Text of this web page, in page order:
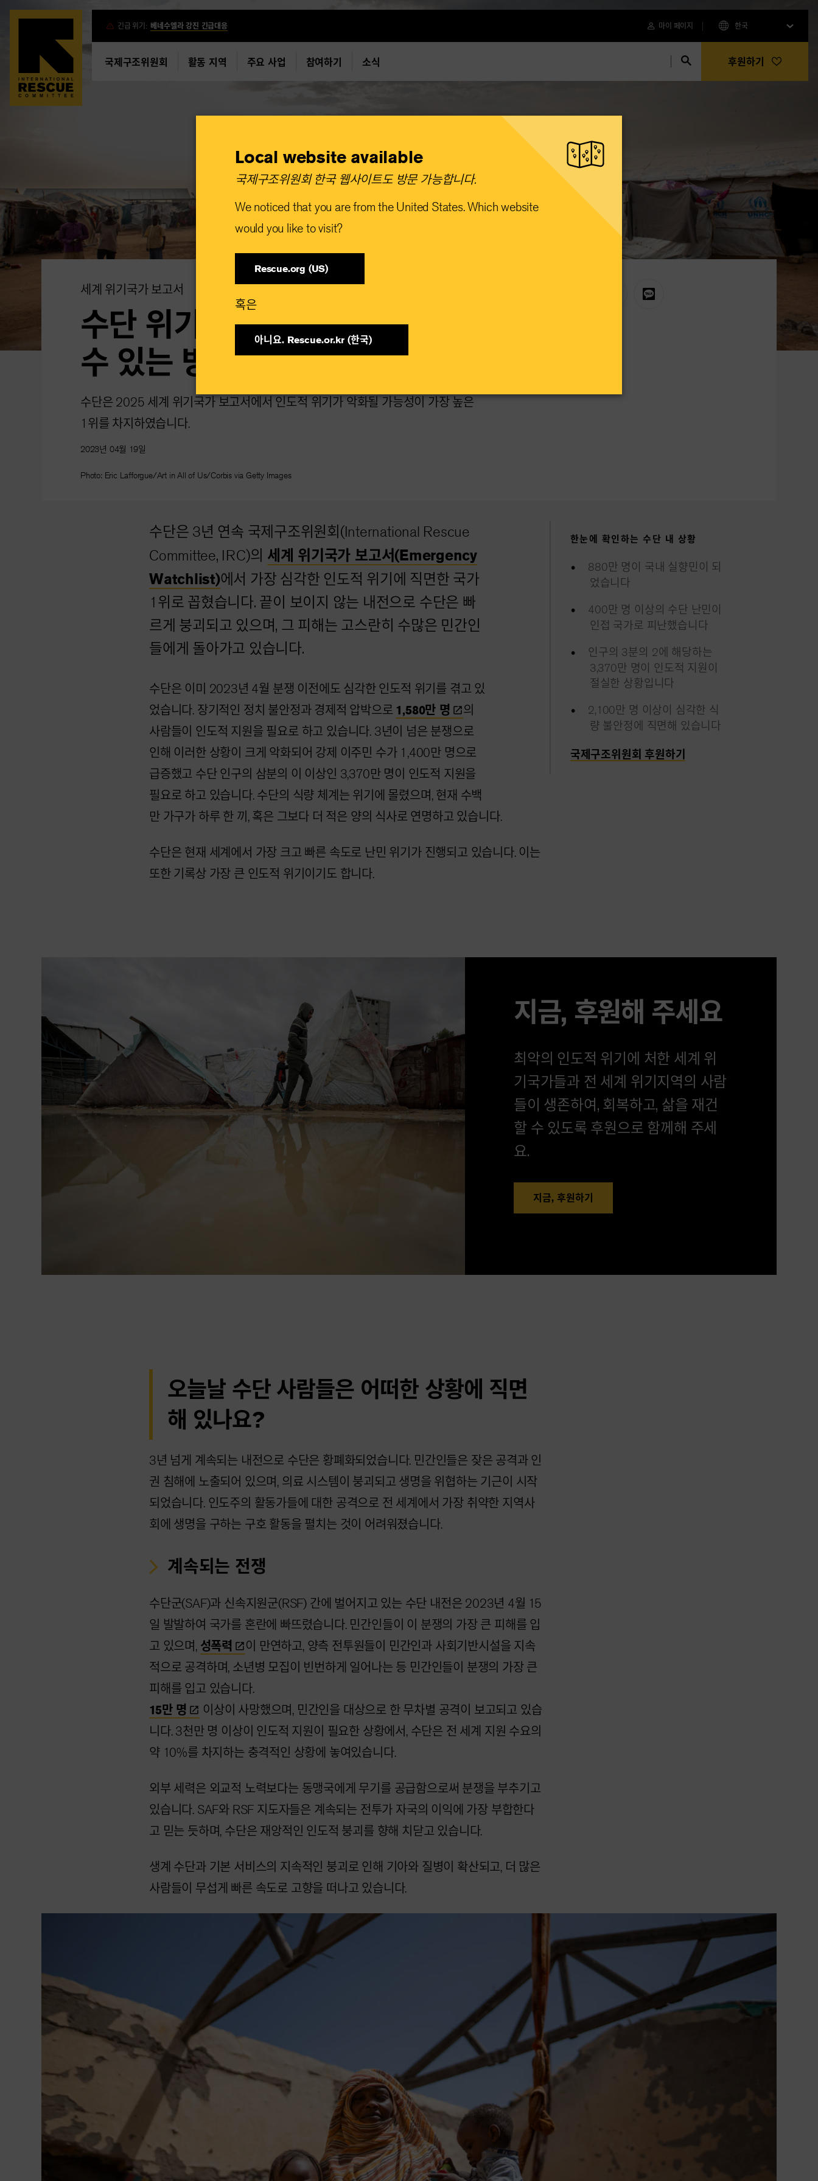
Skip
content
긴급 위기: 베네수엘라 강진 긴급대응 마이 페이지 한국
국제구조위원회 활동 지역 주요 사업 참여하기 소식 후원하기
세계 위기국가 보고서
수단 위기: 수단의 상황과 도울
수 있는 방법
수단은 2025 세계 위기국가 보고서에서 인도적 위기가 악화될 가능성이 가장 높은
1위를 차지하였습니다.
2023년 04월 19일
Photo: Eric Lafforgue/Art in All of Us/Corbis via Getty Images
한눈에 확인하는 수단 내 상황
880만 명이 국내 실향민이 되
었습니다
400만 명 이상의 수단 난민이
인접 국가로 피난했습니다
인구의 3분의 2에 해당하는
3,370만 명이 인도적 지원이
절실한 상황입니다
2,100만 명 이상이 심각한 식
량 불안정에 직면해 있습니다
국제구조위원회 후원하기
수단은 3년 연속 국제구조위원회(International Rescue
Committee, IRC)의 세계 위기국가 보고서(Emergency
Watchlist)에서 가장 심각한 인도적 위기에 직면한 국가
1위로 꼽혔습니다. 끝이 보이지 않는 내전으로 수단은 빠
르게 붕괴되고 있으며, 그 피해는 고스란히 수많은 민간인
들에게 돌아가고 있습니다.
수단은 이미 2023년 4월 분쟁 이전에도 심각한 인도적 위기를 겪고 있
었습니다. 장기적인 정치 불안정과 경제적 압박으로 1,580만 명
의
사람들이 인도적 지원을 필요로 하고 있습니다. 3년이 넘은 분쟁으로
인해 이러한 상황이 크게 악화되어 강제 이주민 수가 1,400만 명으로
급증했고 수단 인구의 삼분의 이 이상인 3,370만 명이 인도적 지원을
필요로 하고 있습니다. 수단의 식량 체계는 위기에 몰렸으며, 현재 수백
만 가구가 하루 한 끼, 혹은 그보다 더 적은 양의 식사로 연명하고 있습니다.
수단은 현재 세계에서 가장 크고 빠른 속도로 난민 위기가 진행되고 있습니다. 이는
또한 기록상 가장 큰 인도적 위기이기도 합니다.
지금, 후원해 주세요
최악의 인도적 위기에 처한 세계 위
기국가들과 전 세계 위기지역의 사람
들이 생존하여, 회복하고, 삶을 재건
할 수 있도록 후원으로 함께해 주세
요.
지금, 후원하기
오늘날 수단 사람들은 어떠한 상황에 직면
해 있나요?
3년 넘게 계속되는 내전으로 수단은 황폐화되었습니다. 민간인들은 잦은 공격과 인
권 침해에 노출되어 있으며, 의료 시스템이 붕괴되고 생명을 위협하는 기근이 시작
되었습니다. 인도주의 활동가들에 대한 공격으로 전 세계에서 가장 취약한 지역사
회에 생명을 구하는 구호 활동을 펼치는 것이 어려워졌습니다.
계속되는 전쟁
수단군(SAF)과 신속지원군(RSF) 간에 벌어지고 있는 수단 내전은 2023년 4월 15
일 발발하여 국가를 혼란에 빠뜨렸습니다. 민간인들이 이 분쟁의 가장 큰 피해를 입
고 있으며, 성폭력
이 만연하고, 양측 전투원들이 민간인과 사회기반시설을 지속
적으로 공격하며, 소년병 모집이 빈번하게 일어나는 등 민간인들이 분쟁의 가장 큰
피해를 입고 있습니다.
15만 명
이상이 사망했으며, 민간인을 대상으로 한 무차별 공격이 보고되고 있습
니다. 3천만 명 이상이 인도적 지원이 필요한 상황에서, 수단은 전 세계 지원 수요의
약 10%를 차지하는 충격적인 상황에 놓여있습니다.
외부 세력은 외교적 노력보다는 동맹국에게 무기를 공급함으로써 분쟁을 부추기고
있습니다. SAF와 RSF 지도자들은 계속되는 전투가 자국의 이익에 가장 부합한다
고 믿는 듯하며, 수단은 재앙적인 인도적 붕괴를 향해 치닫고 있습니다.
생계 수단과 기본 서비스의 지속적인 붕괴로 인해 기아와 질병이 확산되고, 더 많은
사람들이 무섭게 빠른 속도로 고향을 떠나고 있습니다.
Local website available
국제구조위원회 한국 웹사이트도 방문 가능합니다.​
We noticed that you are from the United States. Which website
would you like to visit?
Rescue.org (US)
혹은​
아니요. Rescue.or.kr (한국)​